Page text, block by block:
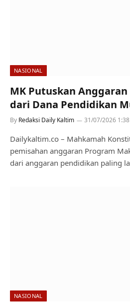
NASIONAL
MK Putuskan Anggaran
dari Dana Pendidikan
By Redaksi Daily Kaltim 31/07/2026
Dailykaltim.co – Mahkamah
pemisahan anggaran Program
dari anggaran pendidikan paling
NASIONAL